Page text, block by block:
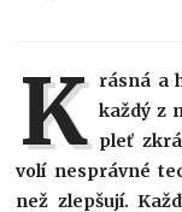
K rásná a
každý z
pleť
volí nesprávné
než zlepšují.